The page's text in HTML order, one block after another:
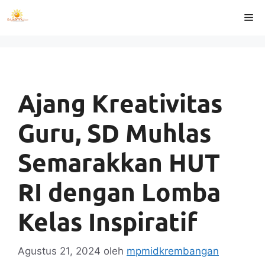
Langsung
ke
Ajang Kreativitas
Guru, SD Muhlas
Semarakkan HUT
RI dengan Lomba
Kelas Inspiratif
Agustus 21, 2024 oleh mpmidkrembangan